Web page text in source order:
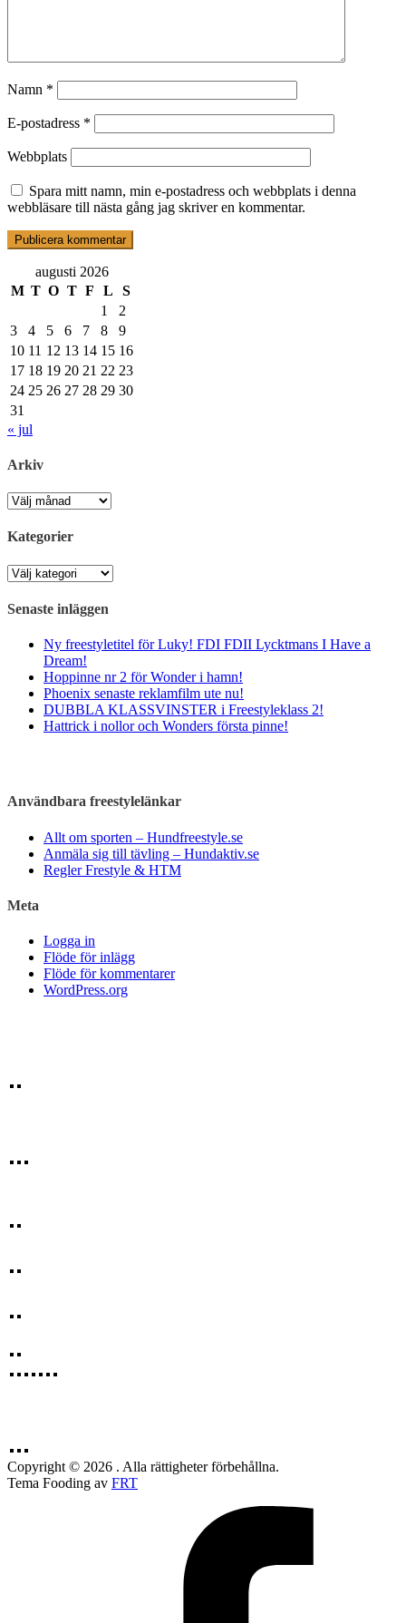
Namn *
E-postadress *
Webbplats
Spara mitt namn, min e-postadress och webbplats i denna
webbläsare till nästa gång jag skriver en kommentar.
augusti 2026
M T O T F L
S
1
2
3
4 5 6 7 8
9
10 11 12 13 14 15 16
17 18 19 20 21 22 23
24 25 26 27 28 29 30
31
« jul
Arkiv
Arkiv
Kategorier
Kategorier
Senaste inläggen
Ny freestyletitel för Luky! FDI FDII Lycktmans I Have a
Dream!
Hoppinne nr 2 för Wonder i hamn!
Phoenix senaste reklamfilm ute nu!
DUBBLA KLASSVINSTER i Freestyleklass 2!
Hattrick i nollor och Wonders första pinne!
Användbara freestylelänkar
Allt om sporten – Hundfreestyle.se
Anmäla sig till tävling – Hundaktiv.se
Regler Frestyle & HTM
Meta
Logga in
Flöde för inlägg
Flöde för kommentarer
WordPress.org
Copyright © 2026 . Alla rättigheter förbehållna.
Tema Fooding av FRT